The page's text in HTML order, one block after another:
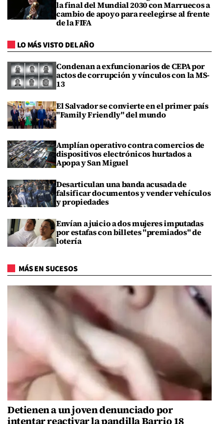
la final del Mundial 2030 con Marruecos a
cambio de apoyo para reelegirse al frente
de la FIFA
LO MÁS VISTO DEL AÑO
Condenan a exfuncionarios de CEPA por
actos de corrupción y vínculos con la MS-
13
El Salvador se convierte en el primer país
"Family Friendly" del mundo
Amplían operativo contra comercios de
dispositivos electrónicos hurtados a
Apopa y San Miguel
Desarticulan una banda acusada de
falsificar documentos y vender vehículos
y propiedades
Envían a juicio a dos mujeres imputadas
por estafas con billetes "premiados" de
lotería
MÁS EN SUCESOS
Detienen a un joven denunciado por
intentar reactivar la pandilla Barrio 18